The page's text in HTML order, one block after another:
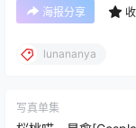
海报分享
lunananya
写真单集